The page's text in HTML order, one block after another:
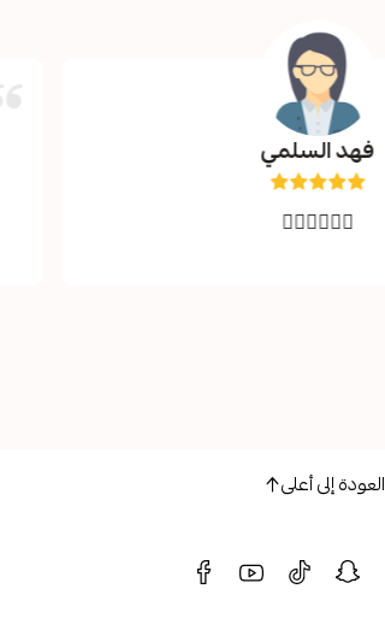
فهد السلمي
👍🏼👍🏼👍🏼
العودة إلى أعلى